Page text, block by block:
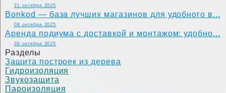
21 октября 2025
Bonkod — база лучших магазинов для удобного в...
09 октября 2025
Аренда подиума с доставкой и монтажом: удобно...
06 октября 2025
Разделы
Защита построек из дерева
Гидроизоляция
Звукозащита
Пароизоляция